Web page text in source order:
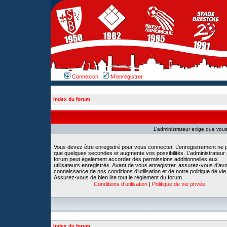
Connexion M’enregistrer
Index du forum
L’administrateur exige que
Vous devez être enregistré pour vous connecter. L’enregistrement ne
que quelques secondes et augmente vos possibilités. L’administrateur
forum peut également accorder des permissions additionnelles aux
utilisateurs enregistrés. Avant de vous enregistrer, assurez-vous
connaissance de nos conditions d’utilisation et de notre politique de
Assurez-vous de bien lire tout le règlement du forum.
Conditions d’utilisation | Politique de vie privée
Index du forum